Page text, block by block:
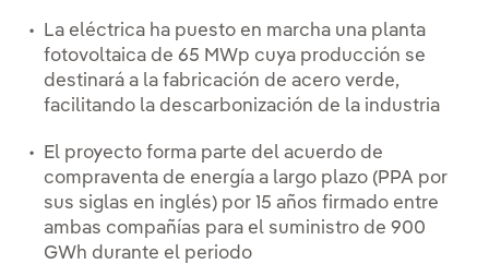
La eléctrica ha puesto en marcha una planta
fotovoltaica de 65 MWp cuya producción se
destinará a la fabricación de acero verde,
facilitando la descarbonización de la industria
El proyecto forma parte del acuerdo de
compraventa de energía a largo plazo (PPA por
sus siglas en inglés) por 15 años firmado entre
ambas compañías para el suministro de 900
GWh durante el periodo